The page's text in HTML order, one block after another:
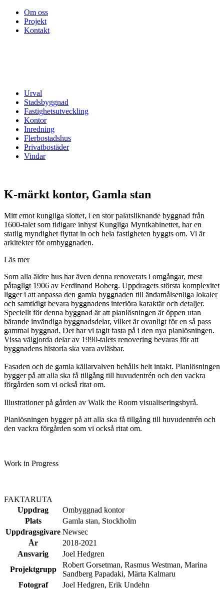
Om oss
Projekt
Kontakt
Fastighetsutveckling
Kontor
Inredning
Flerbostadshus
Privatbostäder
Vindar
Mitt emot kungliga slottet, i en stor palatsliknande byggnad från
statlig myndighet flyttat in och hela fastigheten byggts om. Vi är
arkitekter för ombyggnaden.
Läs mer
Som alla äldre hus har även denna renoverats i omgångar, mest
ligger i att anpassa den gamla byggnaden till ändamålsenliga lokaler
och samtidigt bevara byggnadens interiöra karaktär och detaljer.
Speciellt för denna byggnad är att planlösningen är öppen utan
bärande invändiga byggnadsdelar, vilket är ovanligt för en så pass
gammal byggnad. Det har vi tagit fasta på i den nya planlösningen.
Vissa välgjorda delar av 1990-talets renovering bevaras för att
byggnadens historia ska vara avläsbar.
Fasaden och de gamla källarvalven behålls helt intakt. Planlösningen
förgården som vi också ritat om.
Illustrationer på gården av Walk the Room visualiseringsbyrå.
Planlösningen bygger på att alla ska få tillgång till huvudentrén och
den vackra förgården som vi också ritat om.
Plats
Uppdragsgivare
Newsec
År
2018-2021
Ansvarig
Joel Hedgren
Projektgrupp
Robert Gorsetman, Rasmus Westman, Marina
Sandberg Papadaki, Märta Kalmaru
Fotograf
Joel Hedgren, Erik Undehn
RELATERADE PROJEKT